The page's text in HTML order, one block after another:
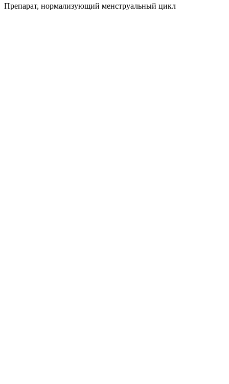
Препарат, нормализующий менструальный цикл